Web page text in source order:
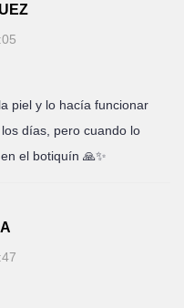
piel y lo hacía funcionar
días, pero cuando lo
el botiquín 🙏✨